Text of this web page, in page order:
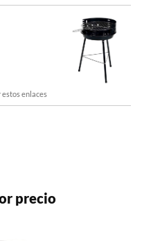
estos enlaces
precio